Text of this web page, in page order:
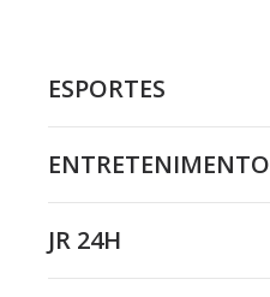
ESPORTES
ENTRETENIMENTO
JR 24H